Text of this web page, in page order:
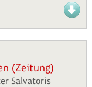
(Zeitung)
Salvatoris